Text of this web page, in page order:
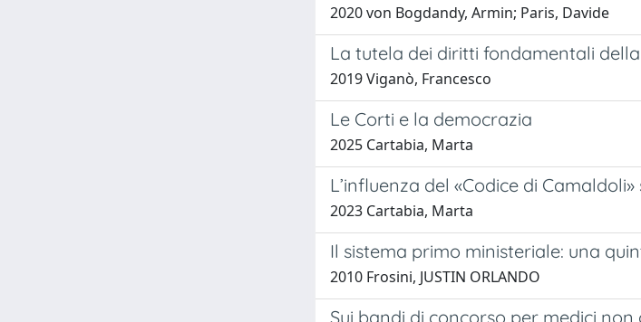
2020 von Bogdandy, Armin; Paris, Davide
La tutela dei diritti fondamentali
2019 Viganò, Francesco
Le Corti e la democrazia
2025 Cartabia, Marta
L’influenza del «Codice di
2023 Cartabia, Marta
Il sistema primo ministeriale: una
2010 Frosini, JUSTIN ORLANDO
Sui bandi di concorso per medici